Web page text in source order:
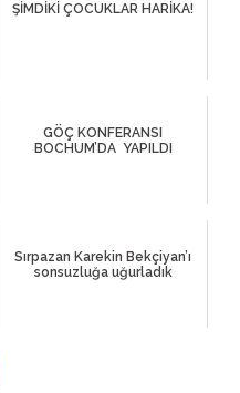
ŞİMDİKİ ÇOCUKLAR HARİKA!
GÖÇ KONFERANSI
BOCHUM’DA YAPILDI
Sırpazan Karekin Bekçiyan’ı
sonsuzluğa uğurladık